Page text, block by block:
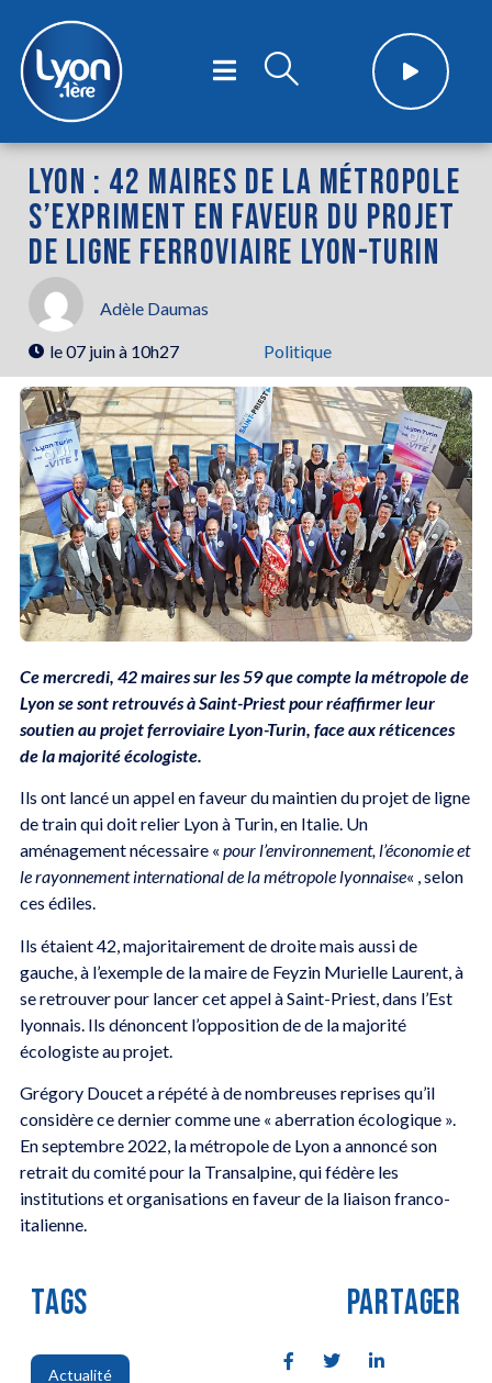
LYON : 42 MAIRES DE LA MÉTROPOLE
S’EXPRIMENT EN FAVEUR DU PROJET
DE LIGNE FERROVIAIRE LYON-TURIN
Adèle Daumas
le07 juin à 10h27 Politique
Ce mercredi, 42 maires sur les 59 que compte la métropole de
Lyon se sont retrouvés à Saint-Priest pour réaffirmer leur
soutien au projet ferroviaire Lyon-Turin, face aux réticences
de la majorité écologiste.
Ils ont lancé un appel en faveur du maintien du projet de ligne
de train qui doit relier Lyon à Turin, en Italie. Un
aménagement nécessaire « pour l’environnement, l’économie et
le rayonnement international de la métropole lyonnaise« , selon
ces édiles.
Ils étaient 42, majoritairement de droite mais aussi de
gauche, à l’exemple de la maire de Feyzin Murielle Laurent, à
se retrouver pour lancer cet appel à Saint-Priest, dans l’Est
lyonnais. Ils dénoncent l’opposition de de la majorité
écologiste au projet.
Grégory Doucet a répété à de nombreuses reprises qu’il
considère ce dernier comme une « aberration écologique ».
En septembre 2022, la métropole de Lyon a annoncé son
retrait du comité pour la Transalpine, qui fédère les
institutions et organisations en faveur de la liaison franco-
italienne.
TAGS
Actualité
PARTAGER